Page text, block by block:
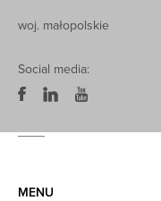
woj. małopolskie
Social media:
MENU